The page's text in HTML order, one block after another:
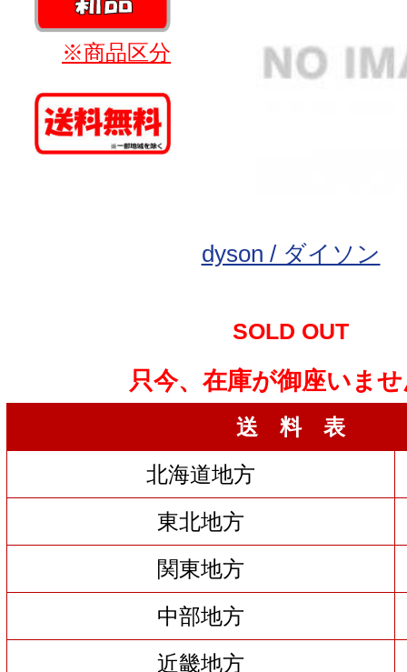
※商品区分
dyson / ダイソン
SOLD OUT
只今、在庫が御座いま
送 料 表
北海道地方
東北地方
関東地方
中部地方
近畿地方